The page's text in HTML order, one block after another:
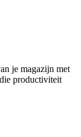
je magazijn met
productiviteit